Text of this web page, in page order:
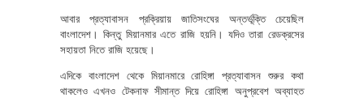
আবার প্রত্যাবাসন প্রক্রিয়ায় জাতিসংঘের অন্তর্ভূক্তি চেয়েছিল
বাংলাদেশ। কিন্তু মিয়ানমার এতে রাজি হয়নি। যদিও তারা রেডক্রসের
সহায়তা নিতে রাজি হয়েছে।
এদিকে বাংলাদেশ থেকে মিয়ানমারে রোহিঙ্গা প্রত্যাবাসন শুরুর কথা
থাকলেও এখনও টেকনাফ সীমান্ত দিয়ে রোহিঙ্গা অনুপ্রবেশ অব্যাহত